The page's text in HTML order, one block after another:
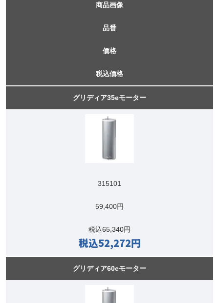
商品画像
品番
価格
税込価格
グリディア35eモーター
315101
59,400円
税込65,340円
税込52,272円
グリディア60eモーター